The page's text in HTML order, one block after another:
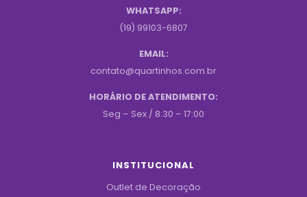
WHATSAPP:
(19) 99103-6807
EMAIL:
contato@quartinhos.com.br
HORÁRIO DE ATENDIMENTO:
Seg – Sex / 8:30 – 17:00
INSTITUCIONAL
Outlet de Decoração